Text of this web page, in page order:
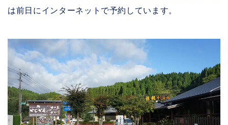
は前日にインターネットで予約しています。